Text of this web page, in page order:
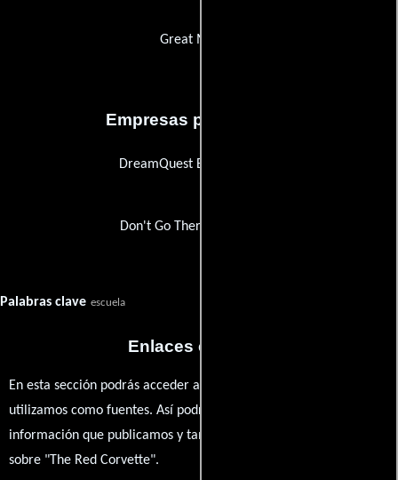
Great Movies
Empresas productoras
DreamQuest Entertainment
Don't Go There Productions
Palabras clave escuela
Enlaces externos
En esta sección podrás acceder a los recursos externos que
utilizamos como fuentes. Así podrás chequear toda la
información que publicamos y también ampliar tu conocimiento
sobre "The Red Corvette".